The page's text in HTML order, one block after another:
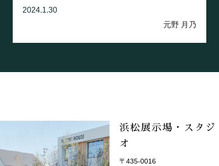
2024.1.30
元野 月乃
浜松展示場・スタジ
オ
〒435-0016